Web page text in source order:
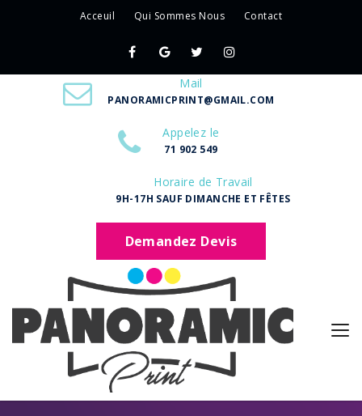
Acceuil Qui Sommes Nous Contact
Mail
PANORAMICPRINT@GMAIL.COM
Appelez le
71 902 549
Horaire de Travail
9H-17H SAUF DIMANCHE ET FÊTES
Demandez Devis